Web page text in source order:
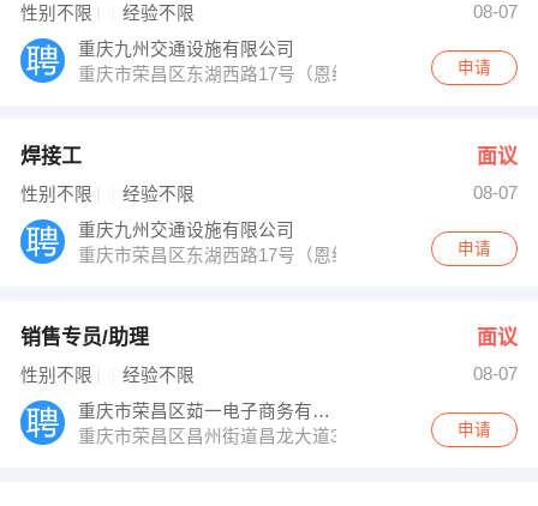
性别不限 经验不限
08-07
重庆九州交通设施有限公司
重庆市荣昌区东湖西路17号（恩纬西厂区内）
申请
焊接工 面议
性别不限 经验不限
08-07
重庆九州交通设施有限公司
重庆市荣昌区东湖西路17号（恩纬西厂区内）
申请
销售专员/助理 面议
性别不限 经验不限
08-07
重庆市荣昌区茹一电子商务有限公司
重庆市荣昌区昌州街道昌龙大道37号瑞尔国际2号楼16楼
申请